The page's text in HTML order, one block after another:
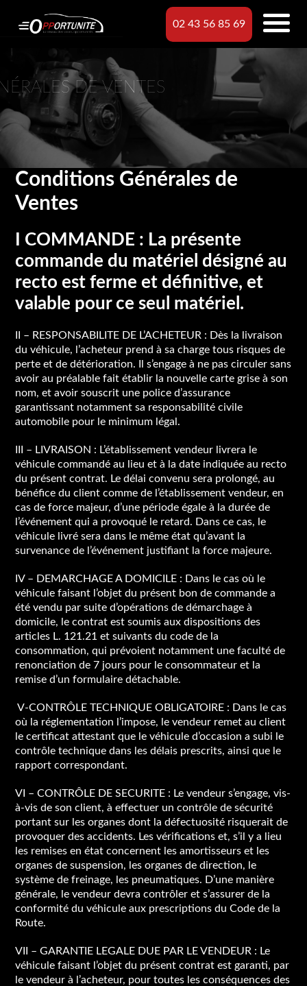
02 43 56 85 69
DE VENTES
Conditions Générales de
Ventes
I COMMANDE : La présente
commande du matériel désigné au
recto est ferme et définitive, et
valable pour ce seul matériel.
II – RESPONSABILITE DE L’ACHETEUR : Dès la livraison
du véhicule, l’acheteur prend à sa charge tous risques de
perte et de détérioration. Il s’engage à ne pas circuler sans
avoir au préalable fait établir la nouvelle carte grise à son
nom, et avoir souscrit une police d’assurance
garantissant notamment sa responsabilité civile
automobile pour le minimum légal.
III – LIVRAISON : L’établissement vendeur livrera le
véhicule commandé au lieu et à la date indiquée au recto
du présent contrat. Le délai convenu sera prolongé, au
bénéfice du client comme de l’établissement vendeur, en
cas de force majeur, d’une période égale à la durée de
l’événement qui a provoqué le retard. Dans ce cas, le
véhicule livré sera dans le même état qu’avant la
survenance de l’événement justifiant la force majeure.
IV – DEMARCHAGE A DOMICILE : Dans le cas où le
véhicule faisant l’objet du présent bon de commande a
été vendu par suite d’opérations de démarchage à
domicile, le contrat est soumis aux dispositions des
articles L. 121.21 et suivants du code de la
consommation, qui prévoient notamment une faculté de
renonciation de 7 jours pour le consommateur et la
remise d’un formulaire détachable.
V-CONTRÔLE TECHNIQUE OBLIGATOIRE : Dans le cas
où la réglementation l’impose, le vendeur remet au client
le certificat attestant que le véhicule d’occasion a subi le
contrôle technique dans les délais prescrits, ainsi que le
rapport correspondant.
VI – CONTRÔLE DE SECURITE : Le vendeur s’engage, vis-
à-vis de son client, à effectuer un contrôle de sécurité
portant sur les organes dont la défectuosité risquerait de
provoquer des accidents. Les vérifications et, s’il y a lieu
les remises en état concernent les amortisseurs et les
organes de suspension, les organes de direction, le
système de freinage, les pneumatiques. D’une manière
générale, le vendeur devra contrôler et s’assurer de la
conformité du véhicule aux prescriptions du Code de la
Route.
VII – GARANTIE LEGALE DUE PAR LE VENDEUR : Le
véhicule faisant l’objet du présent contrat est garanti, par
le vendeur à l’acheteur, pour toutes les conséquences des